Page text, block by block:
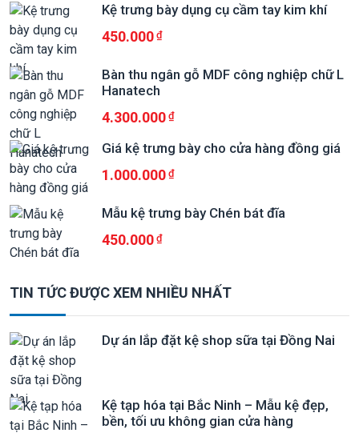
Kệ trưng bày dụng cụ cầm tay kim khí
450.000
Bàn thu ngân gỗ MDF công nghiệp chữ L
Hanatech
4.300.000
Giá kệ trưng bày cho cửa hàng đồng giá
1.000.000
Mẫu kệ trưng bày Chén bát đĩa
450.000
TIN TỨC ĐƯỢC XEM NHIỀU NHẤT
Dự án lắp đặt kệ shop sữa tại Đồng Nai
Kệ tạp hóa tại Bắc Ninh – Mẫu kệ đẹp,
bền, tối ưu không gian cửa hàng